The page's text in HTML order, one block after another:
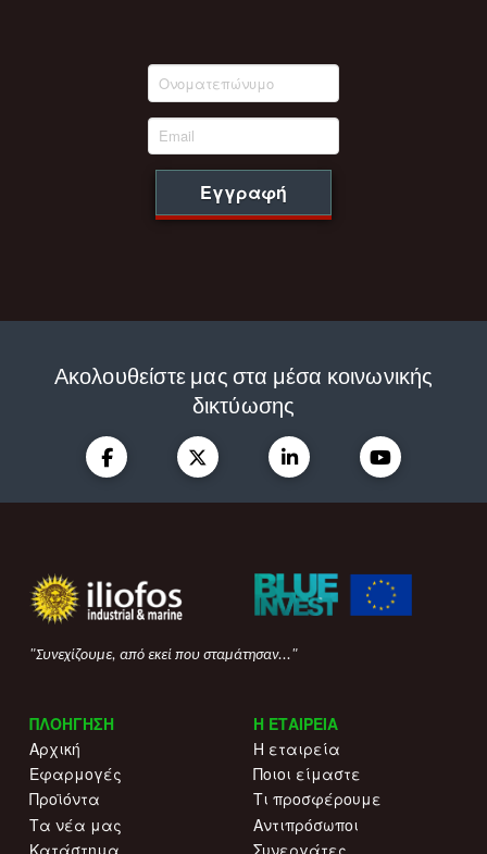
Εγγραφή
Ακολουθείστε μας στα μέσα κοινωνικής
δικτύωσης
"Συνεχίζουμε, από εκεί που σταμάτησαν..."
ΠΛΟΗΓΗΣΗ
Αρχική
Εφαρμογές
Προϊόντα
Τα νέα μας
Κατάστημα
Η ΕΤΑΙΡΕΙΑ
Η εταιρεία
Ποιοι είμαστε
Τι προσφέρουμε
Αντιπρόσωποι
Συνεργάτες